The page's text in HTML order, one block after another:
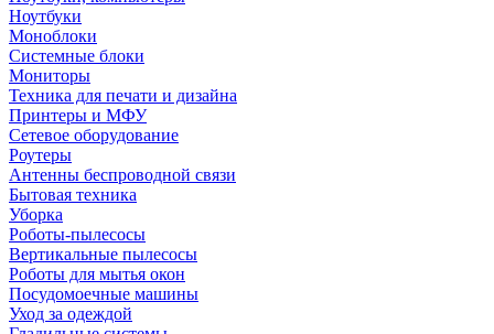
Ноутбуки
Моноблоки
Системные блоки
Мониторы
Техника для печати и дизайна
Принтеры и МФУ
Сетевое оборудование
Роутеры
Антенны беспроводной связи
Бытовая техника
Уборка
Роботы-пылесосы
Вертикальные пылесосы
Роботы для мытья окон
Посудомоечные машины
Уход за одеждой